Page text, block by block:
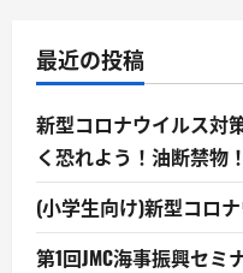
最近の投稿
新型コロナウイルス
く恐れよう！油断禁物！
(小学生向け)新型コロ
第1回JMC海事振興セ